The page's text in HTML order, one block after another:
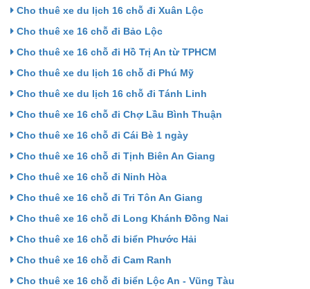
Cho thuê xe du lịch 16 chỗ đi Xuân Lộc
Cho thuê xe 16 chỗ đi Bảo Lộc
Cho thuê xe 16 chỗ đi Hồ Trị An từ TPHCM
Cho thuê xe du lịch 16 chỗ đi Phú Mỹ
Cho thuê xe du lịch 16 chỗ đi Tánh Linh
Cho thuê xe 16 chỗ đi Chợ Lầu Bình Thuận
Cho thuê xe 16 chỗ đi Cái Bè 1 ngày
Cho thuê xe 16 chỗ đi Tịnh Biên An Giang
Cho thuê xe 16 chỗ đi Ninh Hòa
Cho thuê xe 16 chỗ đi Tri Tôn An Giang
Cho thuê xe 16 chỗ đi Long Khánh Đồng Nai
Cho thuê xe 16 chỗ đi biển Phước Hải
Cho thuê xe 16 chỗ đi Cam Ranh
Cho thuê xe 16 chỗ đi biển Lộc An - Vũng Tàu